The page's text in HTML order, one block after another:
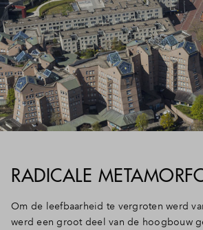
RADICALE
Om de leefbaarheid te vergroten werd
werd een groot deel van de hoogbouw